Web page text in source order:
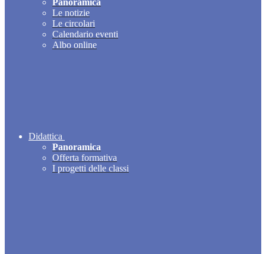
Panoramica
Le notizie
Le circolari
Calendario eventi
Albo online
Didattica
Panoramica
Offerta formativa
I progetti delle classi